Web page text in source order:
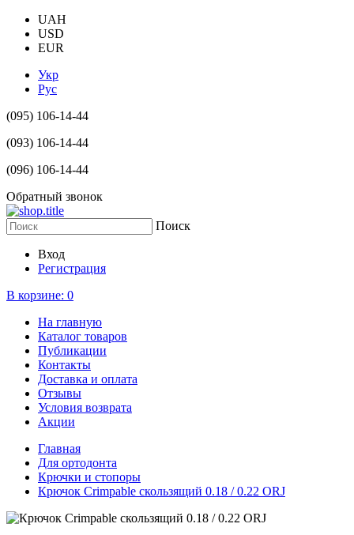
UAH
USD
EUR
Укр
Рус
(095) 106-14-44
(093) 106-14-44
(096) 106-14-44
Обратный звонок
Поиск
Вход
Регистрация
В корзине: 0
На главную
Каталог товаров
Публикации
Контакты
Доставка и оплата
Отзывы
Условия возврата
Акции
Главная
Для ортодонта
Крючки и стопоры
Крючок Crimpable скользящий 0.18 / 0.22 ORJ